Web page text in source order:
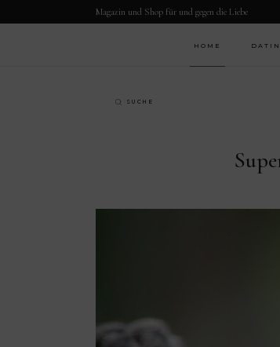
Magazin und Shop für und gegen die Liebe
HOME